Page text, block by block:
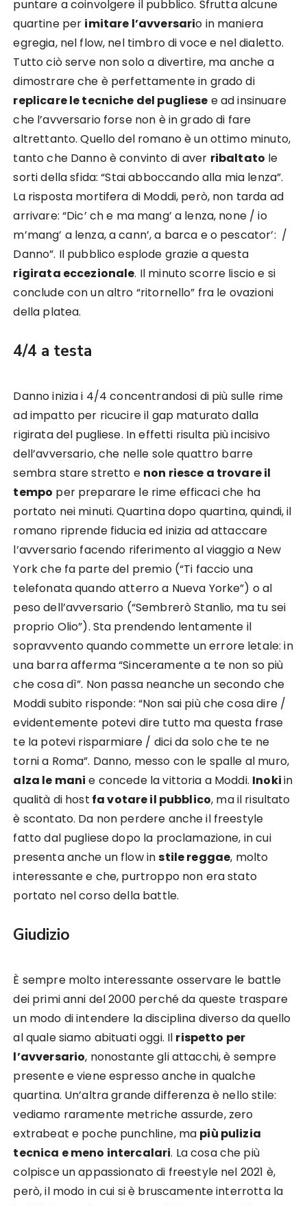
puntare a coinvolgere il pubblico. Sfrutta alcune
quartine per imitare l’avversario in maniera
egregia, nel flow, nel timbro di voce e nel dialetto.
Tutto ciò serve non solo a divertire, ma anche a
dimostrare che è perfettamente in grado di
replicare le tecniche del pugliese e ad insinuare
che l’avversario forse non è in grado di fare
altrettanto. Quello del romano è un ottimo minuto,
tanto che Danno è convinto di aver ribaltato le
sorti della sfida: “Stai abboccando alla mia lenza”.
La risposta mortifera di Moddi, però, non tarda ad
arrivare: “Dic’ ch e ma mang’ a lenza, none / io
m’mang’ a lenza, a cann’, a barca e o pescator’: /
Danno”. Il pubblico esplode grazie a questa
rigirata eccezionale. Il minuto scorre liscio e si
conclude con un altro “ritornello” fra le ovazioni
della platea.
4/4 a testa
Danno inizia i 4/4 concentrandosi di più sulle rime
ad impatto per ricucire il gap maturato dalla
rigirata del pugliese. In effetti risulta più incisivo
dell’avversario, che nelle sole quattro barre
sembra stare stretto e non riesce a trovare il
tempo per preparare le rime efficaci che ha
portato nei minuti. Quartina dopo quartina, quindi, il
romano riprende fiducia ed inizia ad attaccare
l’avversario facendo riferimento al viaggio a New
York che fa parte del premio (“Ti faccio una
telefonata quando atterro a Nueva Yorke”) o al
peso dell’avversario (“Sembrerò Stanlio, ma tu sei
proprio Olio”). Sta prendendo lentamente il
sopravvento quando commette un errore letale: in
una barra afferma “Sinceramente a te non so più
che cosa dì”. Non passa neanche un secondo che
Moddi subito risponde: “Non sai più che cosa dire /
evidentemente potevi dire tutto ma questa frase
te la potevi risparmiare / dici da solo che te ne
torni a Roma”. Danno, messo con le spalle al muro,
alza le mani e concede la vittoria a Moddi. Inokiin
qualità di host fa votare il pubblico, ma il risultato
è scontato. Da non perdere anche il freestyle
fatto dal pugliese dopo la proclamazione, in cui
presenta anche un flow instile reggae, molto
interessante e che, purtroppo non era stato
portato nel corso della battle.
Giudizio
È sempre molto interessante osservare le battle
dei primi anni del 2000 perché da queste traspare
un modo di intendere la disciplina diverso da quello
al quale siamo abituati oggi. Il rispetto per
l’avversario, nonostante gli attacchi, è sempre
presente e viene espresso anche in qualche
quartina. Un’altra grande differenza è nello stile:
vediamo raramente metriche assurde, zero
extrabeat e poche punchline, ma più pulizia
tecnica e meno intercalari. La cosa che più
colpisce un appassionato di freestyle nel 2021 è,
però, il modo in cui si è bruscamente interrotta la